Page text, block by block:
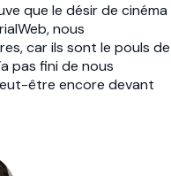
que le désir de cinéma
nous
car ils sont le pouls de
pas fini de nous
être encore devant